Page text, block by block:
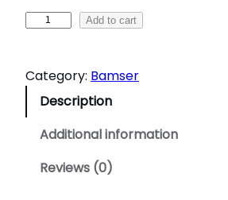
5
n
d
Add to cart
Category: Bamser
Description
Additional information
Reviews (0)